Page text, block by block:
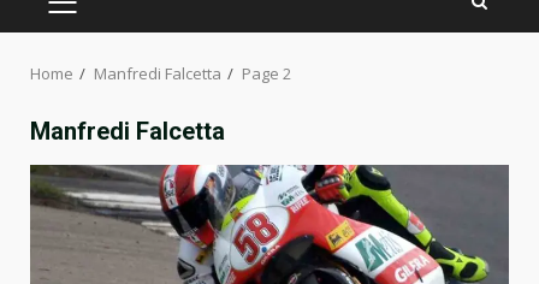
PRIMARY
MENU
Home Manfredi Falcetta Page 2
Manfredi Falcetta